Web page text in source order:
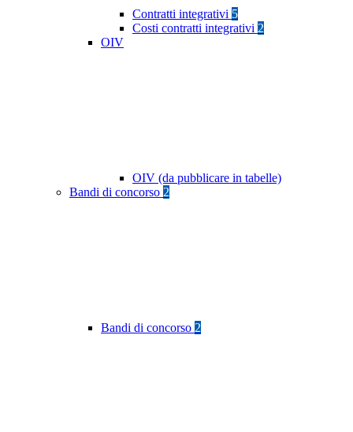
Contratti integrativi 5
Costi contratti integrativi 2
OIV
OIV (da pubblicare in tabelle)
Bandi di concorso 2
Bandi di concorso 2